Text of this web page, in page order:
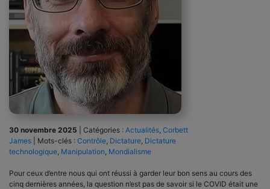
30 novembre 2025 Catégories : Actualités Corbett
James
Mots-clés : Contrôle Dictature Dictature
technologique Manipulation Mondialisme
Pour ceux d’entre nous qui ont réussi à garder leur bon sens au cours des
cinq dernières années, la question n’est pas de savoir si le COVID était une